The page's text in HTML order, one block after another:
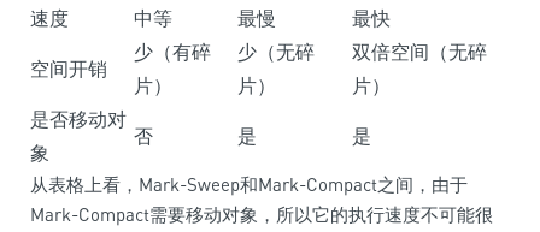
速度 中等 最慢 最快
空间开销
少（有碎
片）
少（无碎
片）
双倍空间（无碎
片）
是否移动对
象
否 是 是
从表格上看，Mark-Sweep和Mark-Compact之间，由于
Mark-Compact需要移动对象，所以它的执行速度不可能很